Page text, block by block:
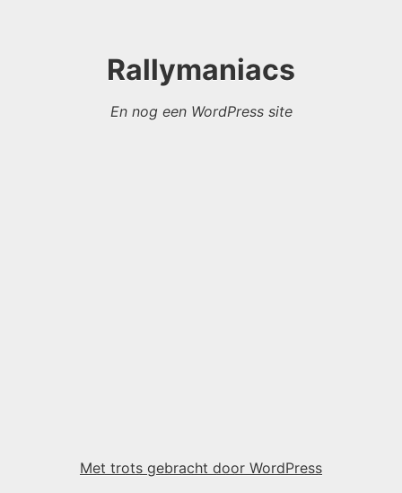
Rallymaniacs
En nog een WordPress site
Met trots gebracht door WordPress